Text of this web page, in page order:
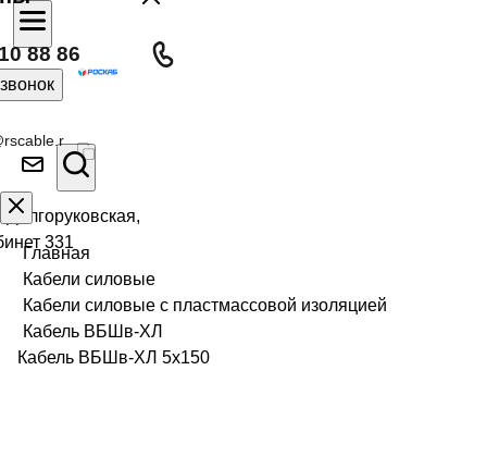
88 86
331
Главная
Кабели силовые
Кабели силовые с пластмассовой изоляцией
Кабель ВБШв-ХЛ
Кабель ВБШв-ХЛ 5х150